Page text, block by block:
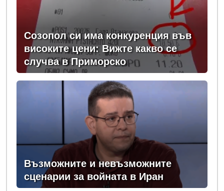
Созопол си има конкуренция във
високите цени: Вижте какво се
случва в Приморско
Възможните и невъзможните
сценарии за войната в Иран